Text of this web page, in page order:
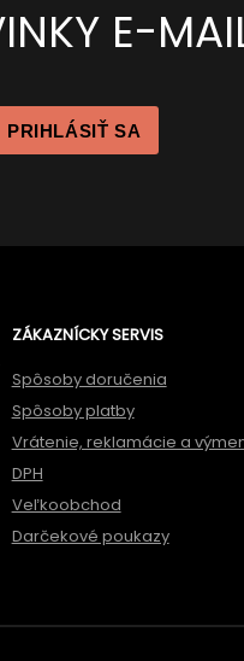
E-
PRIHLÁSIŤ SA
ZÁKAZNÍCKY SERVIS
Spôsoby doručenia
Spôsoby platby
Vrátenie, reklamácie a
DPH
Veľkoobchod
Darčekové poukazy